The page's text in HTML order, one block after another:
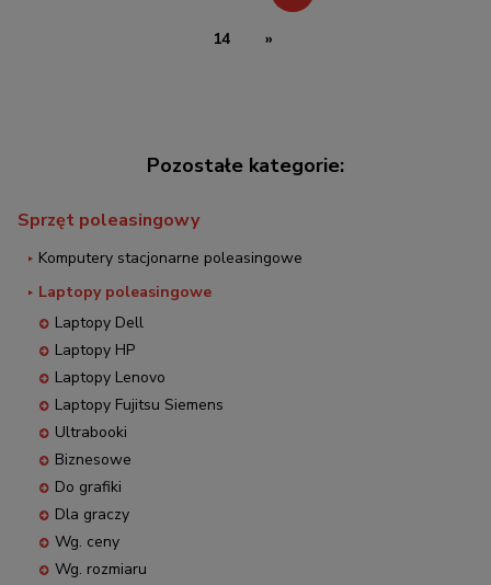
Sprzęt poleasingowy
Komputery stacjonarne poleasingowe
Laptopy poleasingowe
Laptopy Dell
Laptopy HP
Laptopy Lenovo
Laptopy Fujitsu Siemens
Ultrabooki
Biznesowe
Do grafiki
Dla graczy
Wg. ceny
Wg. rozmiaru
14 »